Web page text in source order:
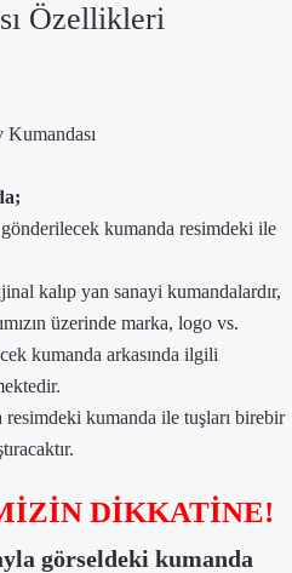
Özellikleri
kumanda resimdeki ile
kalıp yan sanayi kumandalardır,
üzerinde marka, logo vs.
kumanda arkasında ilgili
kumanda ile tuşları birebir
DİKKATİNE!
görseldeki kumanda